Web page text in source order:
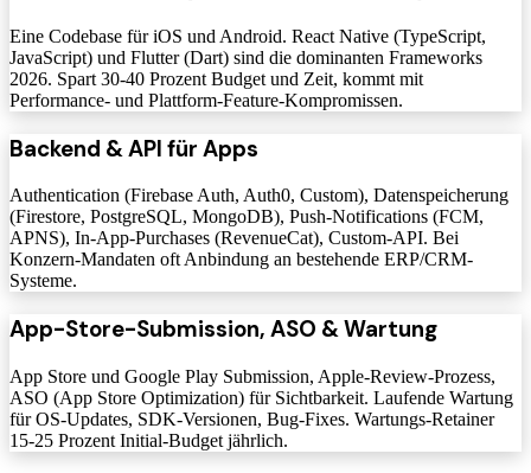
Eine Codebase für iOS und Android. React Native (TypeScript,
JavaScript) und Flutter (Dart) sind die dominanten Frameworks
2026. Spart 30-40 Prozent Budget und Zeit, kommt mit
Performance- und Plattform-Feature-Kompromissen.
Backend & API für Apps
Authentication (Firebase Auth, Auth0, Custom), Datenspeicherung
(Firestore, PostgreSQL, MongoDB), Push-Notifications (FCM,
APNS), In-App-Purchases (RevenueCat), Custom-API. Bei
Konzern-Mandaten oft Anbindung an bestehende ERP/CRM-
Systeme.
App-Store-Submission, ASO & Wartung
App Store und Google Play Submission, Apple-Review-Prozess,
ASO (App Store Optimization) für Sichtbarkeit. Laufende Wartung
für OS-Updates, SDK-Versionen, Bug-Fixes. Wartungs-Retainer
15-25 Prozent Initial-Budget jährlich.